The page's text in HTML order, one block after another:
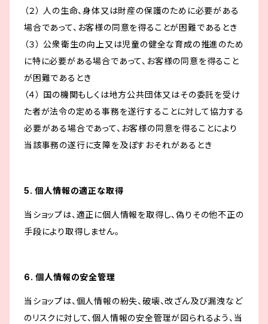
（２） 人の生命、身体又は財産の保護のために必要がある
場合であって、お客様の同意を得ることが困難であるとき
（３） 公衆衛生の向上又は児童の健全な育成の推進のため
に特に必要がある場合であって、お客様の同意を得ること
が困難であるとき
（４） 国の機関もしくは地方公共団体又はその委託を受け
た者が法令の定める事務を遂行することに対して協力する
必要がある場合であって、お客様の同意を得ることにより
当該事務の遂行に支障を及ぼすおそれがあるとき
5. 個人情報の適正な取得
当ショップは、適正に個人情報を取得し、偽りその他不正の
手段により取得しません。
6. 個人情報の安全管理
当ショップは、個人情報の紛失、破壊、改ざん及び漏洩など
のリスクに対して、個人情報の安全管理が図られるよう、当